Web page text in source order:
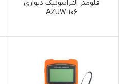
فلومتر التراسونیک دیواری
AZUW-106